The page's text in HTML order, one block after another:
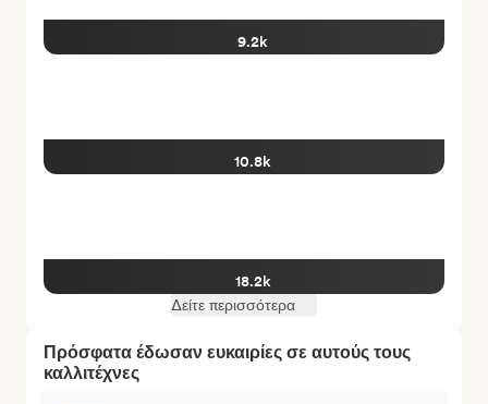
9.2k
10.8k
18.2k
Δείτε περισσότερα
Πρόσφατα έδωσαν ευκαιρίες σε αυτούς τους
καλλιτέχνες